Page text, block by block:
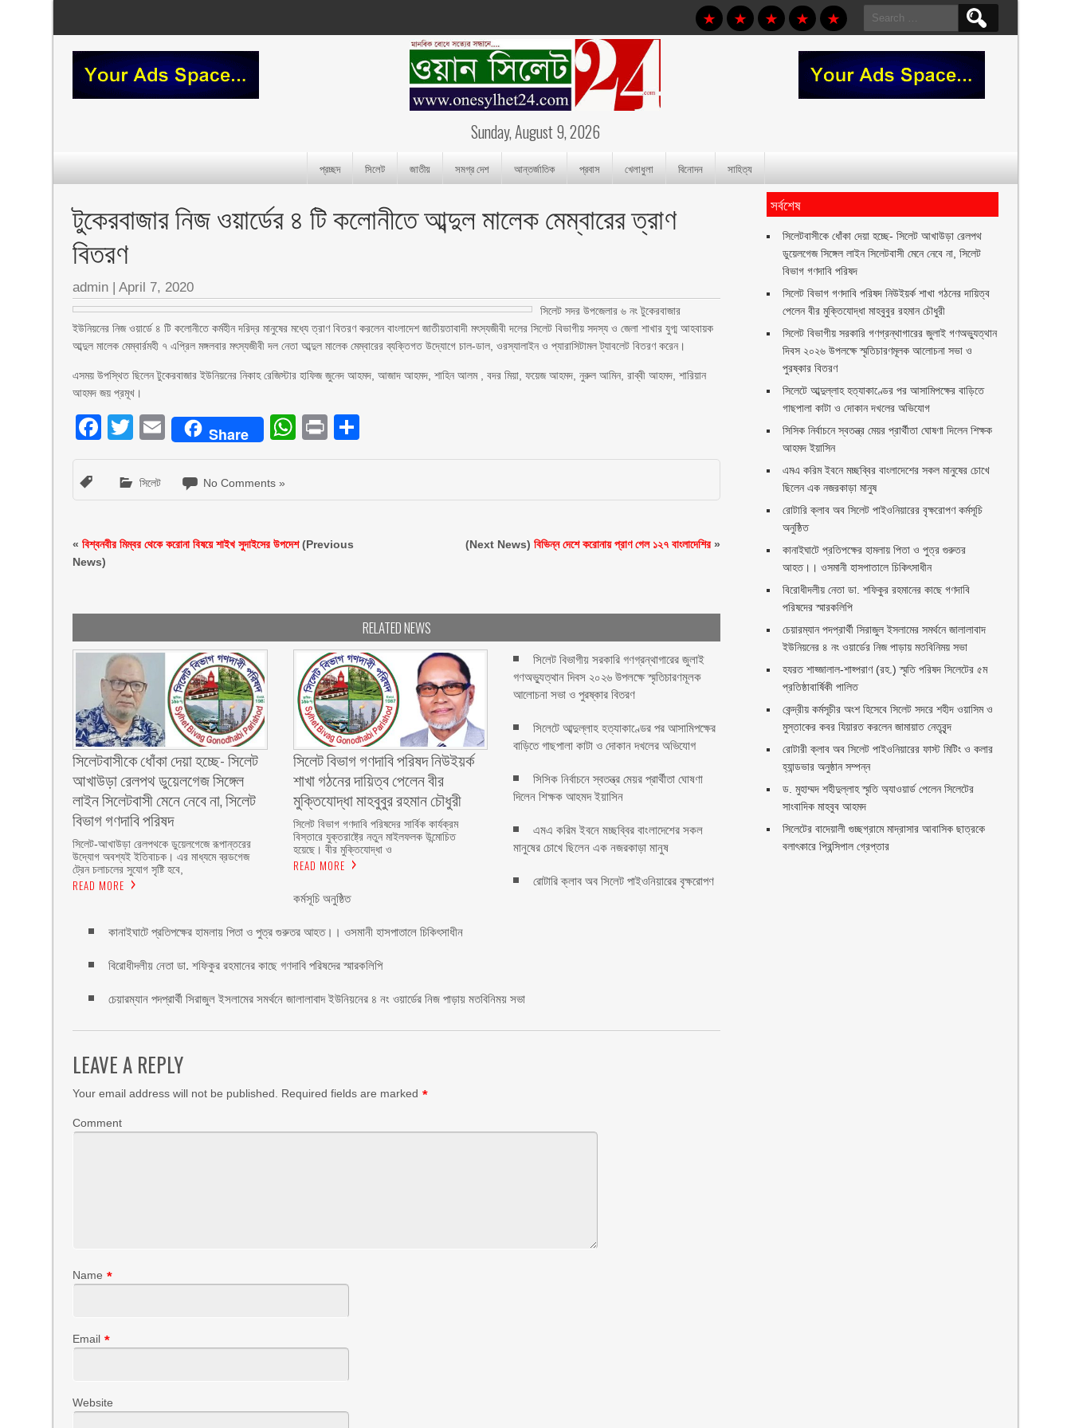
Search
for:
Sunday, August 9, 2026
প্রচ্ছদ সিলেট জাতীয় সমগ্র দেশ আন্তর্জাতিক প্রবাস খেলাধুলা বিনোদন সাহিত্য
টুকেরবাজার নিজ ওয়ার্ডের ৪ টি কলোনীতে আব্দুল মালেক মেম্বারের ত্রাণ
বিতরণ
admin |April 7, 2020
সিলেট সদর উপজেলার ৬ নং টুকেরবাজার
ইউনিয়নের নিজ ওয়ার্ডে ৪ টি কলোনীতে কর্মহীন দরিদ্র মানুষের মধ্যে ত্রাণ বিতরণ করলেন বাংলাদেশ জাতীয়তাবাদী মৎস্যজীবী দলের সিলেট বিভাগীয় সদস্য ও জেলা শাখার যুগ্ম আহবায়ক
আব্দুল মালেক মেম্বার্রমহী ৭ এপ্রিল মঙ্গলবার মৎস্যজীবী দল নেতা আব্দুল মালেক মেম্বারের ব্যক্তিগত উদ্যোগে চাল-ডাল, ওরস্যালাইন ও প্যারাসিটামল ট্যাবলেট বিতরণ করেন।
এসময় উপস্থিত ছিলেন টুকেরবাজার ইউনিয়নের নিকাহ রেজিস্টার হাফিজ জুনেদ আহমদ, আজাদ আহমদ, শাহিন আলম , বদর মিয়া, ফয়েজ আহমদ, নুরুল আমিন, রাব্বী আহমদ, শারিয়ান
আহমদ জয় প্রমূখ।
Facebook
Twitter
EmailShare WhatsApp
Print
সিলেট No Comments »
«বিশ্বনবীর মিম্বর থেকে করোনা বিষয়ে শাইখ সুদাইসের উপদেশ(Previous
News)
(Next News)বিভিন্ন দেশে করোনায় প্রাণ গেল ১২৭ বাংলাদেশির»
RELATED NEWS
‎সিলেটবাসীকে ধোঁকা দেয়া হচ্ছে- সিলেট
আখাউড়া রেলপথ ডুয়েলগেজ সিঙ্গেল
লাইন সিলেটবাসী মেনে নেবে না, সিলেট
বিভাগ গণদাবি পরিষদ
‎​সিলেট-আখাউড়া রেলপথকে ডুয়েলগেজে রূপান্তরের
উদ্যোগ অবশ্যই ইতিবাচক। এর মাধ্যমে ব্রডগেজ
ট্রেন চলাচলের সুযোগ সৃষ্টি হবে,
READ MORE
সিলেট বিভাগ গণদাবি পরিষদ নিউইয়র্ক
শাখা গঠনের দায়িত্ব পেলেন বীর
মুক্তিযোদ্ধা মাহবুবুর রহমান চৌধুরী ‎ ‎
‎সিলেট বিভাগ গণদাবি পরিষদের সার্বিক কার্যক্রম
বিস্তারে যুক্তরাষ্ট্রে নতুন মাইলফলক উন্মোচিত
হয়েছে। বীর মুক্তিযোদ্ধা ও
READ MORE
সিলেট বিভাগীয় সরকারি গণগ্রন্থাগারের জুলাই
গণঅভ্যুত্থান দিবস ২০২৬ উপলক্ষে স্মৃতিচারণমূলক
আলোচনা সভা ও পুরষ্কার বিতরণ ‎ ‎
সিলেটে আব্দুল্লাহ হত্যাকাণ্ডের পর আসামিপক্ষের
বাড়িতে গাছপালা কাটা ও দোকান দখলের অভিযোগ
সিসিক নির্বাচনে স্বতন্ত্র মেয়র প্রার্থীতা ঘোষণা
দিলেন শিক্ষক আহমদ ইয়াসিন
এমএ করিম ইবনে মচ্ছব্বির বাংলাদেশের সকল
মানুষের চোখে ছিলেন এক নজরকাড়া মানুষ ‎
রোটারি ক্লাব অব সিলেট পাইওনিয়ারের বৃক্ষরোপণ
কর্মসূচি অনুষ্ঠিত
কানাইঘাটে প্রতিপক্ষের হামলায় পিতা ও পুত্র গুরুতর আহত।। ওসমানী হাসপাতালে চিকিৎসাধীন
বিরোধীদলীয় নেতা ডা. শফিকুর রহমানের কাছে গণদাবি পরিষদের স্মারকলিপি ‎
চেয়ারম্যান পদপ্রার্থী সিরাজুল ইসলামের সমর্থনে জালালাবাদ ইউনিয়নের ৪ নং ওয়ার্ডের নিজ পাড়ায় মতবিনিময় সভা
LEAVE A REPLY
Your email address will not be published. Required fields are marked *
Comment
Name *
Email *
Website
সর্বশেষ
‎সিলেটবাসীকে ধোঁকা দেয়া হচ্ছে- সিলেট আখাউড়া রেলপথ
ডুয়েলগেজ সিঙ্গেল লাইন সিলেটবাসী মেনে নেবে না, সিলেট
বিভাগ গণদাবি পরিষদ
সিলেট বিভাগ গণদাবি পরিষদ নিউইয়র্ক শাখা গঠনের দায়িত্ব
পেলেন বীর মুক্তিযোদ্ধা মাহবুবুর রহমান চৌধুরী ‎ ‎
সিলেট বিভাগীয় সরকারি গণগ্রন্থাগারের জুলাই গণঅভ্যুত্থান
দিবস ২০২৬ উপলক্ষে স্মৃতিচারণমূলক আলোচনা সভা ও
পুরষ্কার বিতরণ ‎ ‎
সিলেটে আব্দুল্লাহ হত্যাকাণ্ডের পর আসামিপক্ষের বাড়িতে
গাছপালা কাটা ও দোকান দখলের অভিযোগ
সিসিক নির্বাচনে স্বতন্ত্র মেয়র প্রার্থীতা ঘোষণা দিলেন শিক্ষক
আহমদ ইয়াসিন
এমএ করিম ইবনে মচ্ছব্বির বাংলাদেশের সকল মানুষের চোখে
ছিলেন এক নজরকাড়া মানুষ ‎
রোটারি ক্লাব অব সিলেট পাইওনিয়ারের বৃক্ষরোপণ কর্মসূচি
অনুষ্ঠিত
কানাইঘাটে প্রতিপক্ষের হামলায় পিতা ও পুত্র গুরুতর
আহত।। ওসমানী হাসপাতালে চিকিৎসাধীন
বিরোধীদলীয় নেতা ডা. শফিকুর রহমানের কাছে গণদাবি
পরিষদের স্মারকলিপি ‎
চেয়ারম্যান পদপ্রার্থী সিরাজুল ইসলামের সমর্থনে জালালাবাদ
ইউনিয়নের ৪ নং ওয়ার্ডের নিজ পাড়ায় মতবিনিময় সভা
হযরত শাহ্জালাল-শাহ্পরাণ (রহ.) স্মৃতি পরিষদ সিলেটের ৫ম
প্রতিষ্ঠাবার্ষিকী পালিত ‎​
কেন্দ্রীয় কর্মসূচীর অংশ হিসেবে সিলেট সদরে শহীদ ওয়াসিম ও
মুস্তাকের কবর যিয়ারত করলেন জামায়াত নেতৃবৃন্দ ‎
রোটারী ক্লাব অব সিলেট পাইওনিয়ারের ফাস্ট মিটিং ও কলার
হ্যান্ডভার অনুষ্ঠান সম্পন্ন
ড. মুহাম্মদ শহীদুল্লাহ স্মৃতি অ্যাওয়ার্ড পেলেন সিলেটের
সাংবাদিক মাহবুব আহমদ
সিলেটের বাদেয়ালী গুচ্ছগ্রামে মাদ্রাসার আবাসিক ছাত্রকে
বলাৎকারে প্রিন্সিপাল গ্রেপ্তার ‎